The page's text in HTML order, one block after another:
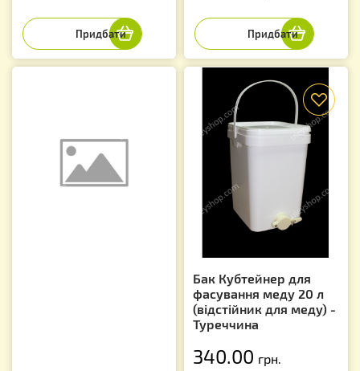
Бак Кубтейнер для
фасування меду 20 л
(відстійник для меду) -
Туреччина
340.00 грн.